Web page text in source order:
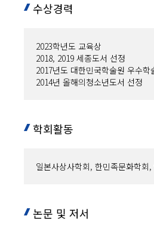
수상경력
2023학년도 교육상
2018, 2019 세종도서 선정
2017년도 대한민국학술원 우수학
2014년 올해의청소년도서 선정
학회활동
일본사상사학회, 한민족문화학
논문 및 저서